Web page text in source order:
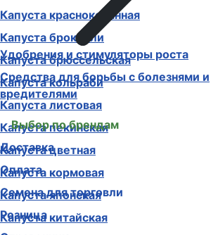
Капуста краснокочанная
Капуста брокколи
Капуста брюссельская
Капуста кольраби
Капуста листовая
Капуста пекинская
Капуста цветная
Капуста кормовая
Капуста японская
Капуста китайская
Удобрения и стимуляторы роста
Средства для борьбы с болезнями и
вредителями
Выбор по брендам
Доставка
Оплата
Семена для торговли
Розница